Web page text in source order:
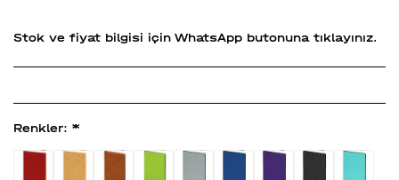
Stok ve fiyat bilgisi için WhatsApp butonuna tıklayınız.
Renkler: *